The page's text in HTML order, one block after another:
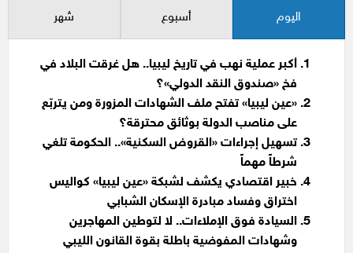
اليوم أسبوع شهر
أكبر عملية نهب في تاريخ ليبيا.. هل غرقت البلاد في
فخ «صندوق النقد الدولي»؟
«عين ليبيا» تفتح ملف الشهادات المزورة ومن يتربّع
على مناصب الدولة بوثائق محترقة؟
تسهيل إجراءات «القروض السكنية».. الحكومة تلغي
شرطاً مهماً
خبير اقتصادي يكشف لشبكة «عين ليبيا» كواليس
اختراق وفساد مبادرة الإسكان الشبابي
السيادة فوق الإملاءات.. لا لتوطين المهاجرين
وشهادات المفوضية باطلة بقوة القانون الليبي